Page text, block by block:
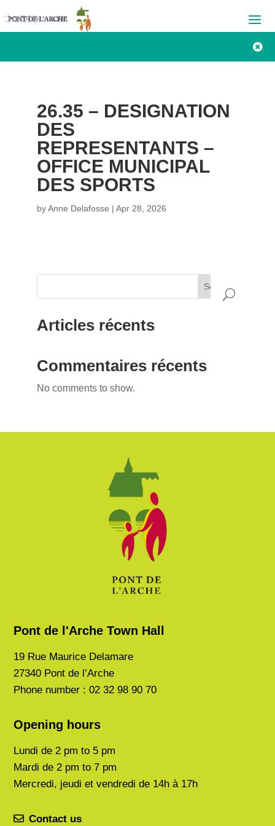

26.35 – DESIGNATION
DES
REPRESENTANTS –
OFFICE MUNICIPAL
DES SPORTS
byAnne Delafosse | Apr 28, 2026
Search
Articles récents
Commentaires récents
No comments to show.
Pont de l'Arche Town Hall
19 Rue Maurice Delamare
27340 Pont de l’Arche
Phone number : 02 32 98 90 70
Opening hours
Lundi de2 pm to 5 pm
Mardi de2 pm to 7 pm
Mercredi, jeudi et vendredi de 14h à 17h
Contact us